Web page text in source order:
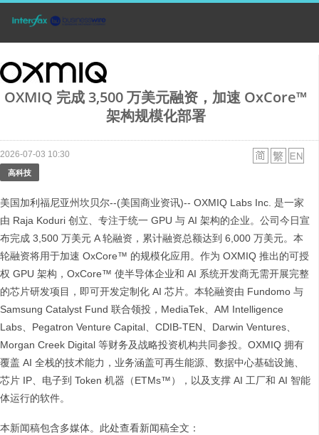
OXMIQ 完成 3,500 万美元融资，加速 OxCore™
架构规模化部署
2026-07-03 10:30
高科技
美国加利福尼亚州坎贝尔--(美国商业资讯)-- OXMIQ Labs Inc. 是一家
由 Raja Koduri 创立、专注于统一 GPU 与 AI 架构的企业。公司今日宣
布完成 3,500 万美元 A 轮融资，累计融资总额达到 6,000 万美元。本
轮融资将用于加速 OxCore™ 的规模化应用。作为 OXMIQ 推出的可授
权 GPU 架构，OxCore™ 使半导体企业和 AI 系统开发商无需开展完整
的芯片研发项目，即可开发定制化 AI 芯片。本轮融资由 Fundomo 与
Samsung Catalyst Fund 联合领投，MediaTek、AM Intelligence
Labs、Pegatron Venture Capital、CDIB-TEN、Darwin Ventures、
Morgan Creek Digital 等财务及战略投资机构共同参投。OXMIQ 拥有
覆盖 AI 全栈的技术能力，业务涵盖可再生能源、数据中心基础设施、
芯片 IP、电子到 Token 机器（ETMs™），以及支撑 AI 工厂和 AI 智能
体运行的软件。
本新闻稿包含多媒体。此处查看新闻稿全文：